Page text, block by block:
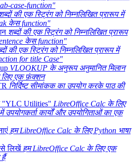
case-function"
की एक स्ट्रिंग को निम्नलिखित प्रारूप में
केस function"
शब्दों की एक स्ट्रिंग को निम्नलिखित प्रारूप
केस function"
की एक स्ट्रिंग को निम्नलिखित प्रारूप में
for title Case"
VLOOKUP के अनुरूप अनुमानित मिलान
लिए एक फ़ंक्शन
निर्दिष्ट सीमांकक का उपयोग करके पाठ की
"YLC Utilities" LibreOffice Calc के लिए
कार्यों और उपयोगिताओं का एक
हम LibreOffice Calc के लिए Python भाषा
लिखें हम LibreOffice Calc के लिए एक
हैं